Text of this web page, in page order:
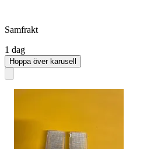
Samfrakt
1 dag
Hoppa över karusell